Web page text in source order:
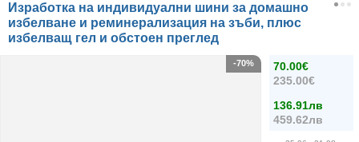
Изработка на индивидуални шини за домашно
избелване и реминерализация на зъби, плюс
избелващ гел и обстоен преглед
70.00€
235.00€
136.91лв
459.62лв
-70%